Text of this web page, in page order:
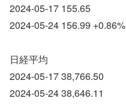
2024-05-17 155.65
2024-05-24 156.99 +0.86%
日経平均
2024-05-17 38,766.50
2024-05-24 38,646.11